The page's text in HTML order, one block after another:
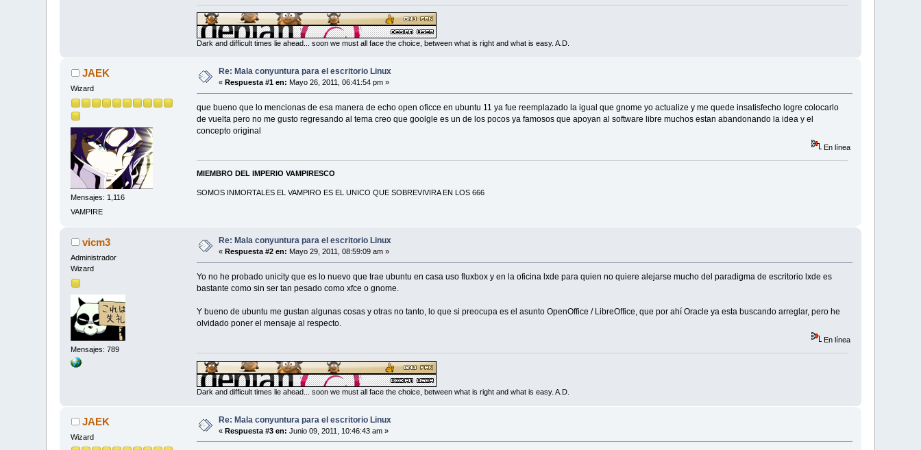
Dark and difficult times lie ahead... soon we must all face the choice, between what is right and what is easy. A.D.
JAEK
Wizard
Mensajes: 1,116
VAMPIRE
Re: Mala conyuntura para el escritorio Linux
« Respuesta #1 en: Mayo 26, 2011, 06:41:54 pm »
que bueno que lo mencionas de esa manera de echo open oficce en ubuntu 11 ya fue reemplazado la igual que gnome yo actualize y me quede insatisfecho logre colocarlo
de vuelta pero no me gusto regresando al tema creo que goolgle es un de los pocos ya famosos que apoyan al software libre muchos estan abandonando la idea y el
concepto original
En línea
MIEMBRO DEL IMPERIO VAMPIRESCO
SOMOS INMORTALES EL VAMPIRO ES EL UNICO QUE SOBREVIVIRA EN LOS 666
vicm3
Administrador
Wizard
Mensajes: 789
Re: Mala conyuntura para el escritorio Linux
« Respuesta #2 en: Mayo 29, 2011, 08:59:09 am »
Yo no he probado unicity que es lo nuevo que trae ubuntu en casa uso fluxbox y en la oficina lxde para quien no quiere alejarse mucho del paradigma de escritorio lxde es
bastante como sin ser tan pesado como xfce o gnome.
Y bueno de ubuntu me gustan algunas cosas y otras no tanto, lo que si preocupa es el asunto OpenOffice / LibreOffice, que por ahí Oracle ya esta buscando arreglar, pero he
olvidado poner el mensaje al respecto.
En línea
Dark and difficult times lie ahead... soon we must all face the choice, between what is right and what is easy. A.D.
JAEK
Wizard
Re: Mala conyuntura para el escritorio Linux
«Respuesta #3 en: Junio 09, 2011, 10:46:43 am »